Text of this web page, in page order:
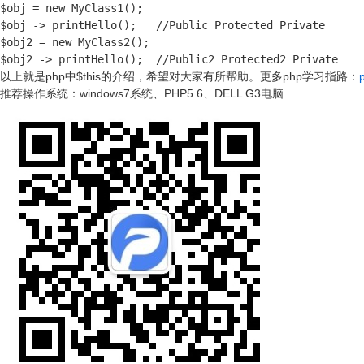
$obj = new MyClass1();
$obj -> printHello();   //Public Protected Private
$obj2 = new MyClass2();
$obj2 -> printHello();  //Public2 Protected2 Private
以上就是php中$this的介绍，希望对大家有所帮助。 更多php学习指路：
推荐操作系统：windows7系统、PHP5.6、DELL G3电脑